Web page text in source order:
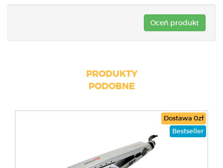
Oceń produkt
PRODUKTY
PODOBNE
Dostawa 0zł
Bestseller